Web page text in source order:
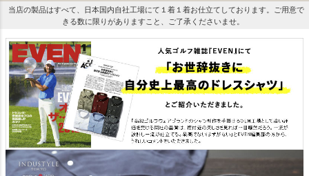
当店の製品はすべて、日本国内自社工場にて１着１着お仕立てしております。ご用意で
きる数に限りがありますこと、ご了承くださいませ。